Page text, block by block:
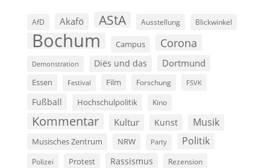
AfD Akafö AStA Ausstellung Blickwinkel
Bochum Campus Corona
Demonstration Diës und das Dortmund
Essen Festival Film Forschung FSVK
Fußball Hochschulpolitik Kino
Kommentar Kultur Kunst Musik
Musisches Zentrum NRW Party Politik
Polizei Protest Rassismus Rezension